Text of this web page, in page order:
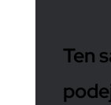
Ten